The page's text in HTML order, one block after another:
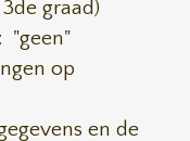
graad)
"geen"
op
en de